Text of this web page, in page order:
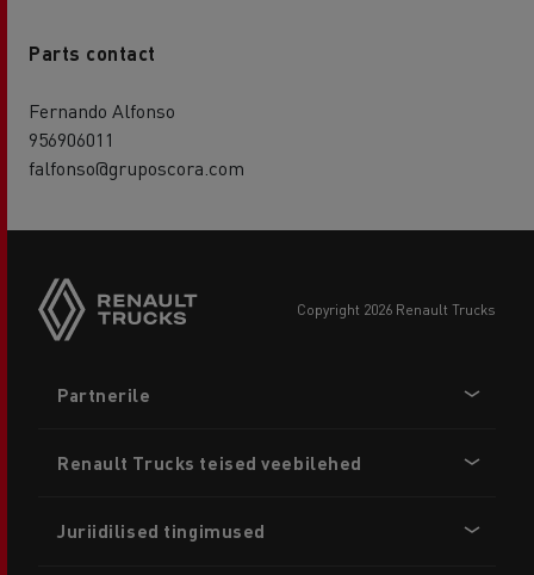
Parts contact
Fernando Alfonso
956906011
falfonso@gruposcora.com
copyright 2026 Renault Trucks
menu
Partnerile
Renault Trucks teised veebilehed
Juriidilised tingimused